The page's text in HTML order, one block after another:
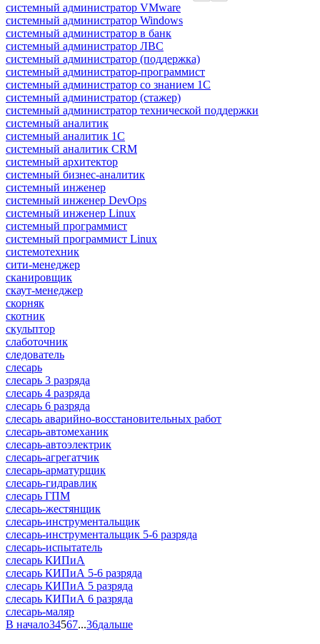
системный администратор VMware
системный администратор Windows
системный администратор в банк
системный администратор ЛВС
системный администратор (поддержка)
системный администратор-программист
системный администратор со знанием 1С
системный администратор (стажер)
системный администратор технической поддержки
системный аналитик
системный аналитик 1С
системный аналитик CRM
системный архитектор
системный бизнес-аналитик
системный инженер
системный инженер DevOps
системный инженер Linux
системный программист
системный программист Linux
системотехник
сити-менеджер
сканировщик
скаут-менеджер
скорняк
скотник
скульптор
слаботочник
следователь
слесарь
слесарь 3 разряда
слесарь 4 разряда
слесарь 6 разряда
слесарь аварийно-восстановительных работ
слесарь-автомеханик
слесарь-автоэлектрик
слесарь-агрегатчик
слесарь-арматурщик
слесарь-гидравлик
слесарь ГПМ
слесарь-жестянщик
слесарь-инструментальщик
слесарь-инструментальщик 5-6 разряда
слесарь-испытатель
слесарь КИПиА
слесарь КИПиА 5-6 разряда
слесарь КИПиА 5 разряда
слесарь КИПиА 6 разряда
слесарь-маляр
В начало34567...36дальше